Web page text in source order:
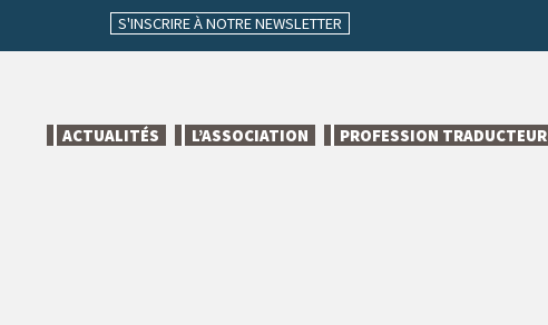
S'INSCRIRE À NOTRE NEWSLETTER
ACTUALITÉS L’ASSOCIATION PROFESSION TRADUCTEUR